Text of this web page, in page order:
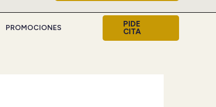
PROMOCIONES
PIDE
CITA